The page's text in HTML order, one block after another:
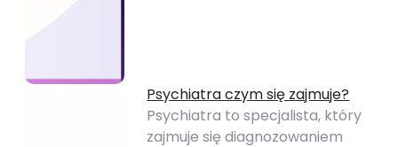
Psychiatra czym się zajmuje?
Psychiatra to specjalista, który
zajmuje się diagnozowaniem